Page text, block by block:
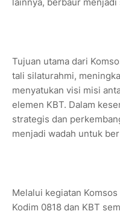
Tujuan utama dari
tali silaturahmi,
menyatukan visi misi
elemen KBT. Dalam
strategis dan
menjadi wadah untuk
Melalui kegiatan
Kodim 0818 dan KBT